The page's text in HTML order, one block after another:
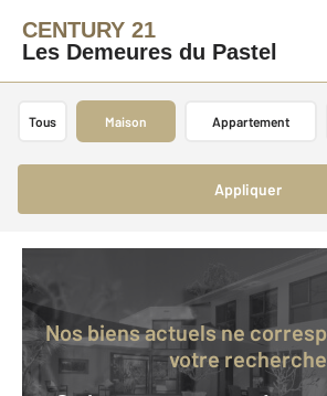
CENTURY 21
Les Demeures du Pastel
Tous Maison Appartement
Appliquer
Nos biens actuels ne correspondent pas à
votre recherche